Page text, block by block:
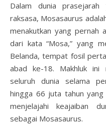
Dalam dunia prasejarah
raksasa, Mosasaurus
menakutkan yang pernah
dari kata “Mosa,” yang
Belanda, tempat fosil
abad ke-18. Makhluk ini
seluruh dunia selama
hingga 66 juta tahun yang
menjelajahi keajaiban
sebagai Mosasaurus.